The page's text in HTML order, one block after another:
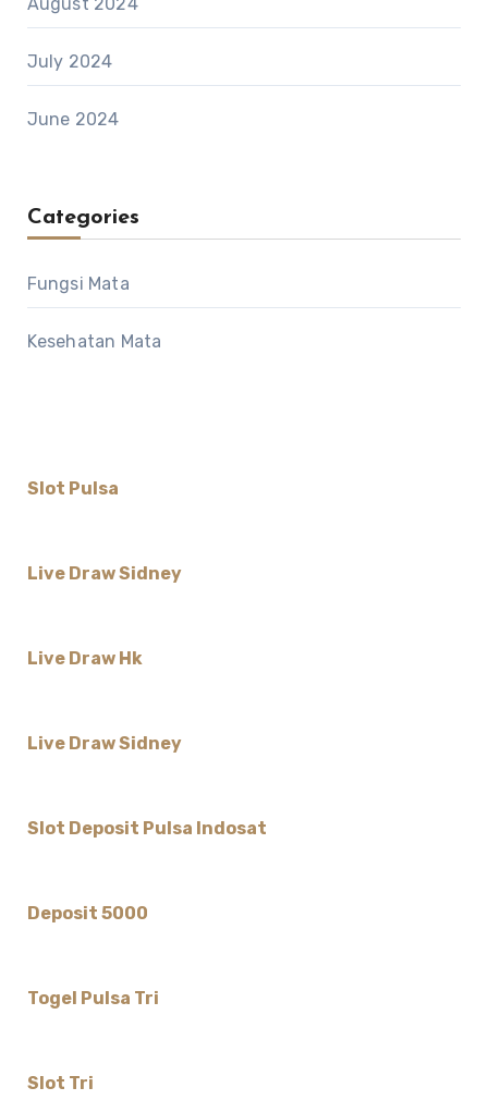
July 2024
June 2024
Categories
Fungsi Mata
Kesehatan Mata
Slot Pulsa
Live Draw Sidney
Live Draw Hk
Live Draw Sidney
Slot Deposit Pulsa Indosat
Deposit 5000
Togel Pulsa Tri
Slot Tri